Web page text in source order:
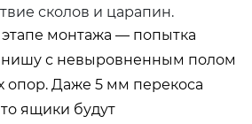
сколов и царапин.
монтажа — попытка
нишу с невыровненным полом
опор. Даже 5 мм перекоса
ящики будут